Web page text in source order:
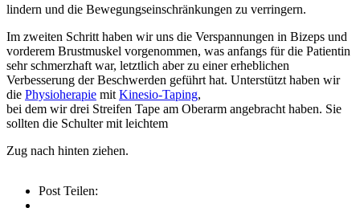
lindern und die Bewegungseinschränkungen zu verringern.
Im zweiten Schritt haben wir uns die Verspannungen in Bizeps und
vorderem Brustmuskel vorgenommen, was anfangs für die Patientin
sehr schmerzhaft war, letztlich aber zu einer erheblichen
Verbesserung der Beschwerden geführt hat. Unterstützt haben wir
die Physioherapie mit Kinesio-Taping,
bei dem wir drei Streifen Tape am Oberarm angebracht haben. Sie
sollten die Schulter mit leichtem
Zug nach hinten ziehen.
Post Teilen: